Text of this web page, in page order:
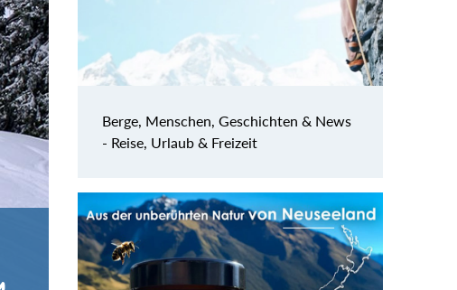
Berge, Menschen, Geschichten & News
- Reise, Urlaub & Freizeit